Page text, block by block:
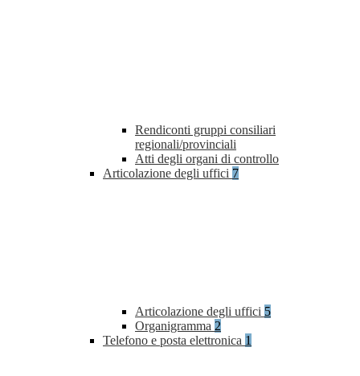
Rendiconti gruppi consiliari
regionali/provinciali
Atti degli organi di controllo
Articolazione degli uffici 7
Articolazione degli uffici 5
Organigramma 2
Telefono e posta elettronica 1